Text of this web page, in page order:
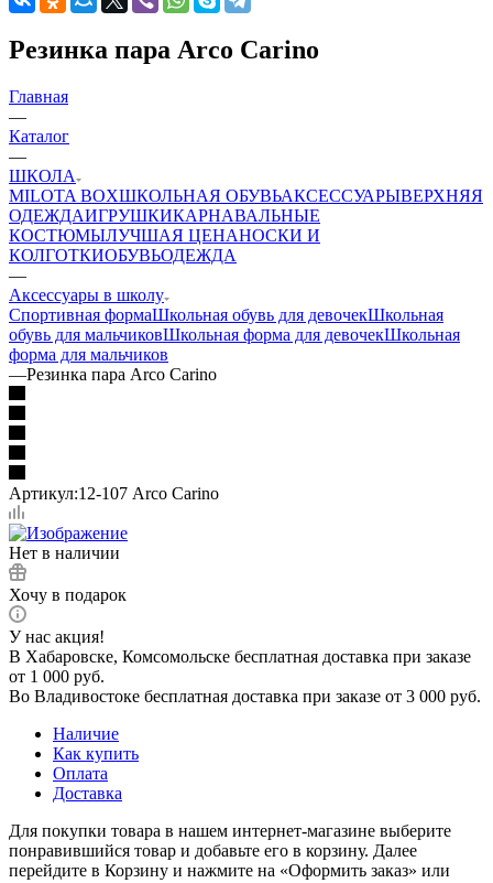
Резинка пара Arco Carino
Главная
—
Каталог
—
ШКОЛА
MILOTA BOXШКОЛЬНАЯ ОБУВЬАКСЕССУАРЫВЕРХНЯЯ
ОДЕЖДАИГРУШКИКАРНАВАЛЬНЫЕ
КОСТЮМЫЛУЧШАЯ ЦЕНАНОСКИ И
КОЛГОТКИОБУВЬОДЕЖДА
—
Аксессуары в школу
Спортивная формаШкольная обувь для девочекШкольная
обувь для мальчиковШкольная форма для девочекШкольная
форма для мальчиков
—Резинка пара Arco Carino
Артикул:12-107 Arco Carino
Нет в наличии
Хочу в подарок
У нас акция!
В Хабаровске, Комсомольске бесплатная доставка при заказе
от 1 000 руб.
Во Владивостоке бесплатная доставка при заказе от 3 000 руб.
Наличие
Как купить
Оплата
Доставка
Для покупки товара в нашем интернет-магазине выберите
понравившийся товар и добавьте его в корзину. Далее
перейдите в Корзину и нажмите на «Оформить заказ» или